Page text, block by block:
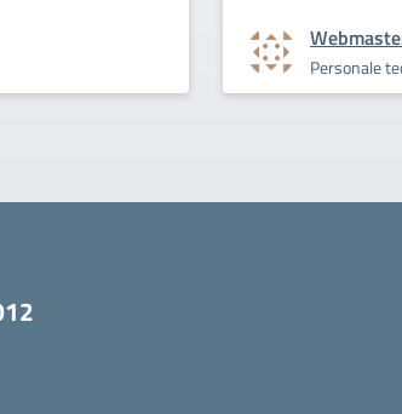
Personale